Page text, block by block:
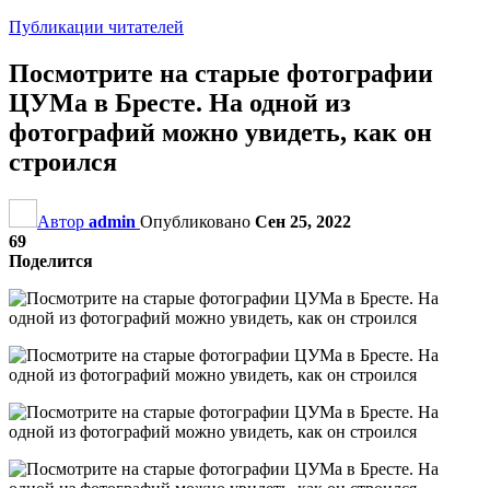
Публикации читателей
Посмотрите на старые фотографии
ЦУМа в Бресте. На одной из
фотографий можно увидеть, как он
строился
Автор admin Опубликовано Сен 25, 2022
69
Поделится